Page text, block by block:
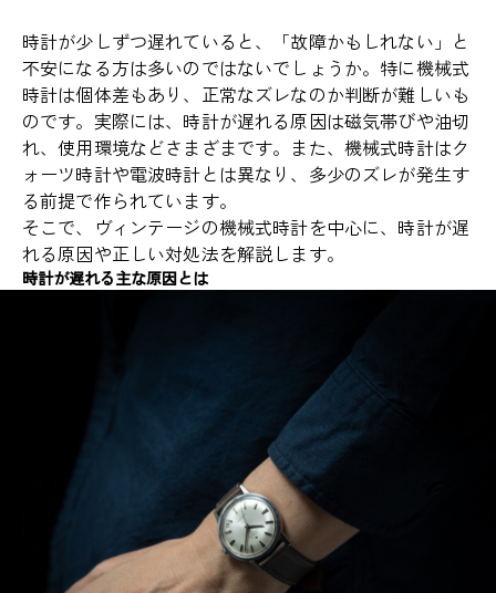
時計が少しずつ遅れていると、「故障かもしれない」と
不安になる方は多いのではないでしょうか。特に機械式
時計は個体差もあり、正常なズレなのか判断が難しいも
のです。実際には、時計が遅れる原因は磁気帯びや油切
れ、使用環境などさまざまです。また、機械式時計はク
ォーツ時計や電波時計とは異なり、多少のズレが発生す
る前提で作られています。
そこで、ヴィンテージの機械式時計を中心に、時計が遅
れる原因や正しい対処法を解説します。
時計が遅れる主な原因とは